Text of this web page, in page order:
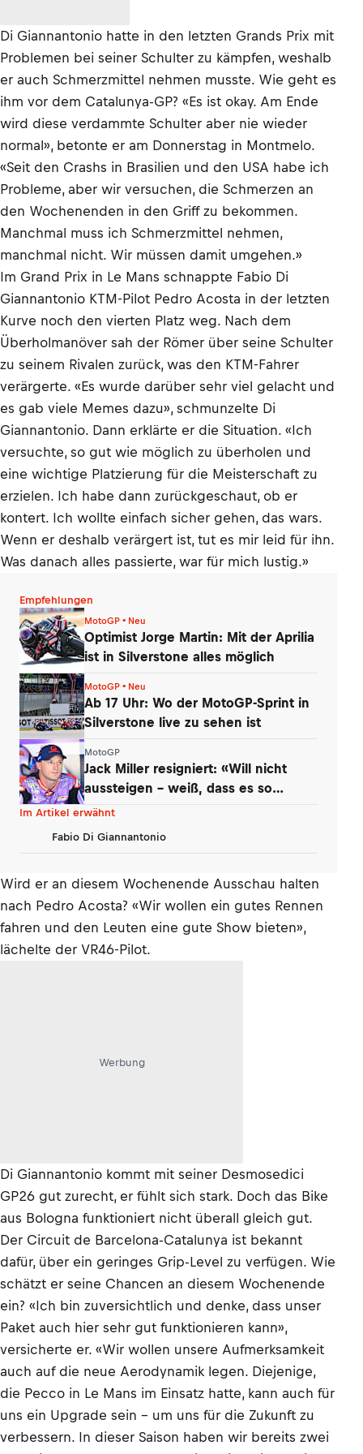
Di Giannantonio hatte in den letzten Grands Prix mit
Problemen bei seiner Schulter zu kämpfen, weshalb
er auch Schmerzmittel nehmen musste. Wie geht es
ihm vor dem Catalunya-GP? «Es ist okay. Am Ende
wird diese verdammte Schulter aber nie wieder
normal», betonte er am Donnerstag in Montmelo.
«Seit den Crashs in Brasilien und den USA habe ich
Probleme, aber wir versuchen, die Schmerzen an
den Wochenenden in den Griff zu bekommen.
Manchmal muss ich Schmerzmittel nehmen,
manchmal nicht. Wir müssen damit umgehen.»
Im Grand Prix in Le Mans schnappte Fabio Di
Giannantonio KTM-Pilot Pedro Acosta in der letzten
Kurve noch den vierten Platz weg. Nach dem
Überholmanöver sah der Römer über seine Schulter
zu seinem Rivalen zurück, was den KTM-Fahrer
verärgerte. «Es wurde darüber sehr viel gelacht und
es gab viele Memes dazu», schmunzelte Di
Giannantonio. Dann erklärte er die Situation. «Ich
versuchte, so gut wie möglich zu überholen und
eine wichtige Platzierung für die Meisterschaft zu
erzielen. Ich habe dann zurückgeschaut, ob er
kontert. Ich wollte einfach sicher gehen, das wars.
Wenn er deshalb verärgert ist, tut es mir leid für ihn.
Was danach alles passierte, war für mich lustig.»
Empfehlungen
MotoGP • Neu
Optimist Jorge Martin: Mit der Aprilia
ist in Silverstone alles möglich
MotoGP • Neu
Ab 17 Uhr: Wo der MotoGP-Sprint in
Silverstone live zu sehen ist
MotoGP
Jack Miller resigniert: «Will nicht
aussteigen – weiß, dass es so
kommt»
Im Artikel erwähnt
Fabio Di Giannantonio
Wird er an diesem Wochenende Ausschau halten
nach Pedro Acosta? «Wir wollen ein gutes Rennen
fahren und den Leuten eine gute Show bieten»,
lächelte der VR46-Pilot.
Werbung
Di Giannantonio kommt mit seiner Desmosedici
GP26 gut zurecht, er fühlt sich stark. Doch das Bike
aus Bologna funktioniert nicht überall gleich gut.
Der Circuit de Barcelona-Catalunya ist bekannt
dafür, über ein geringes Grip-Level zu verfügen. Wie
schätzt er seine Chancen an diesem Wochenende
ein? «Ich bin zuversichtlich und denke, dass unser
Paket auch hier sehr gut funktionieren kann»,
versicherte er. «Wir wollen unsere Aufmerksamkeit
auch auf die neue Aerodynamik legen. Diejenige,
die Pecco in Le Mans im Einsatz hatte, kann auch für
uns ein Upgrade sein – um uns für die Zukunft zu
verbessern. In dieser Saison haben wir bereits zwei